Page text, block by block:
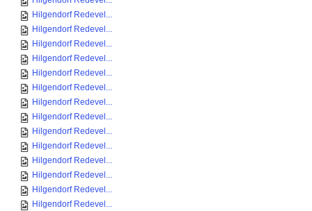
Hilgendorf Redevel...
Hilgendorf Redevel...
Hilgendorf Redevel...
Hilgendorf Redevel...
Hilgendorf Redevel...
Hilgendorf Redevel...
Hilgendorf Redevel...
Hilgendorf Redevel...
Hilgendorf Redevel...
Hilgendorf Redevel...
Hilgendorf Redevel...
Hilgendorf Redevel...
Hilgendorf Redevel...
Hilgendorf Redevel...